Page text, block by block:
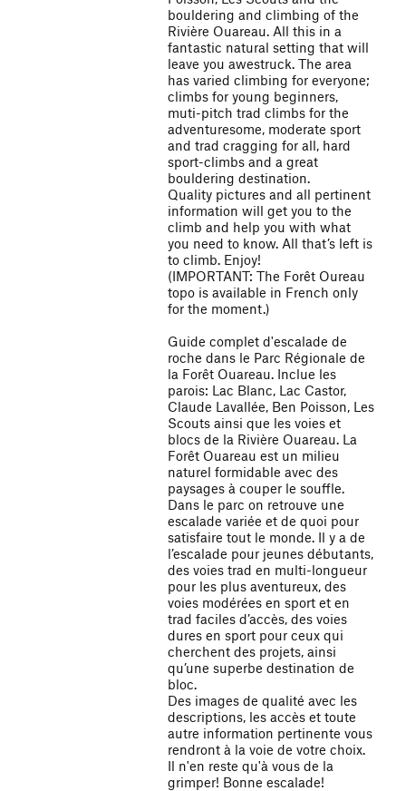
bouldering and climbing of the
Rivière Ouareau. All this in a
fantastic natural setting that will
leave you awestruck. The area
has varied climbing for everyone;
climbs for young beginners,
muti-pitch trad climbs for the
adventuresome, moderate sport
and trad cragging for all, hard
sport-climbs and a great
bouldering destination.
Quality pictures and all pertinent
information will get you to the
climb and help you with what
you need to know. All that’s left is
to climb. Enjoy!
(IMPORTANT: The Forêt Oureau
topo is available in French only
for the moment.)
Guide complet d'escalade de
roche dans le Parc Régionale de
la Forêt Ouareau. Inclue les
parois: Lac Blanc, Lac Castor,
Claude Lavallée, Ben Poisson, Les
Scouts ainsi que les voies et
blocs de la Rivière Ouareau. La
Forêt Ouareau est un milieu
naturel formidable avec des
paysages à couper le souffle.
Dans le parc on retrouve une
escalade variée et de quoi pour
satisfaire tout le monde. Il y a de
l’escalade pour jeunes débutants,
des voies trad en multi-longueur
pour les plus aventureux, des
voies modérées en sport et en
trad faciles d’accès, des voies
dures en sport pour ceux qui
cherchent des projets, ainsi
qu’une superbe destination de
bloc.
Des images de qualité avec les
descriptions, les accès et toute
autre information pertinente vous
rendront à la voie de votre choix.
Il n'en reste qu'à vous de la
grimper! Bonne escalade!